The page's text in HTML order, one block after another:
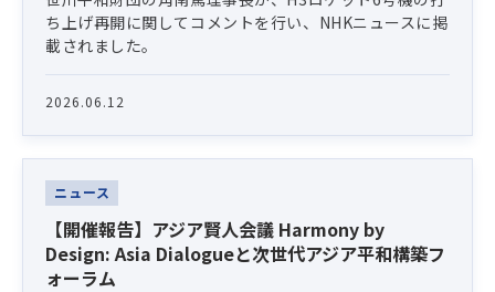
ち上げ再開に関してコメントを行い、NHKニュースに掲
載されました。
2026.06.12
ニュース
【開催報告】アジア賢人会議 Harmony by
Design: Asia Dialogueと次世代アジア平和構築フ
ォーラム